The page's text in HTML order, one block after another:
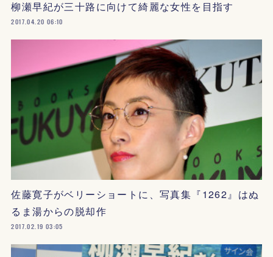
柳瀬早紀が三十路に向けて綺麗な女性を目指す
2017.04.20 06:10
佐藤寛子がベリーショートに、写真集『1262』はぬ
るま湯からの脱却作
2017.02.19 03:05